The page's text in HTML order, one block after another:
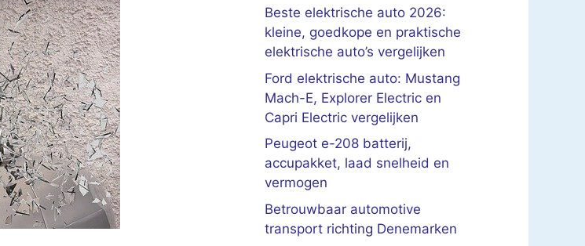
Beste elektrische auto 2026:
kleine, goedkope en praktische
elektrische auto’s vergelijken
Ford elektrische auto: Mustang
Mach-E, Explorer Electric en
Capri Electric vergelijken
Peugeot e-208 batterij,
accupakket, laad snelheid en
vermogen
Betrouwbaar automotive
transport richting Denemarken